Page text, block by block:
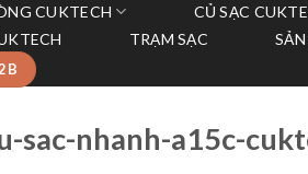
CUKTECH
CỦ SẠC
TRẠM SẠC
sac-nhanh-a15c-